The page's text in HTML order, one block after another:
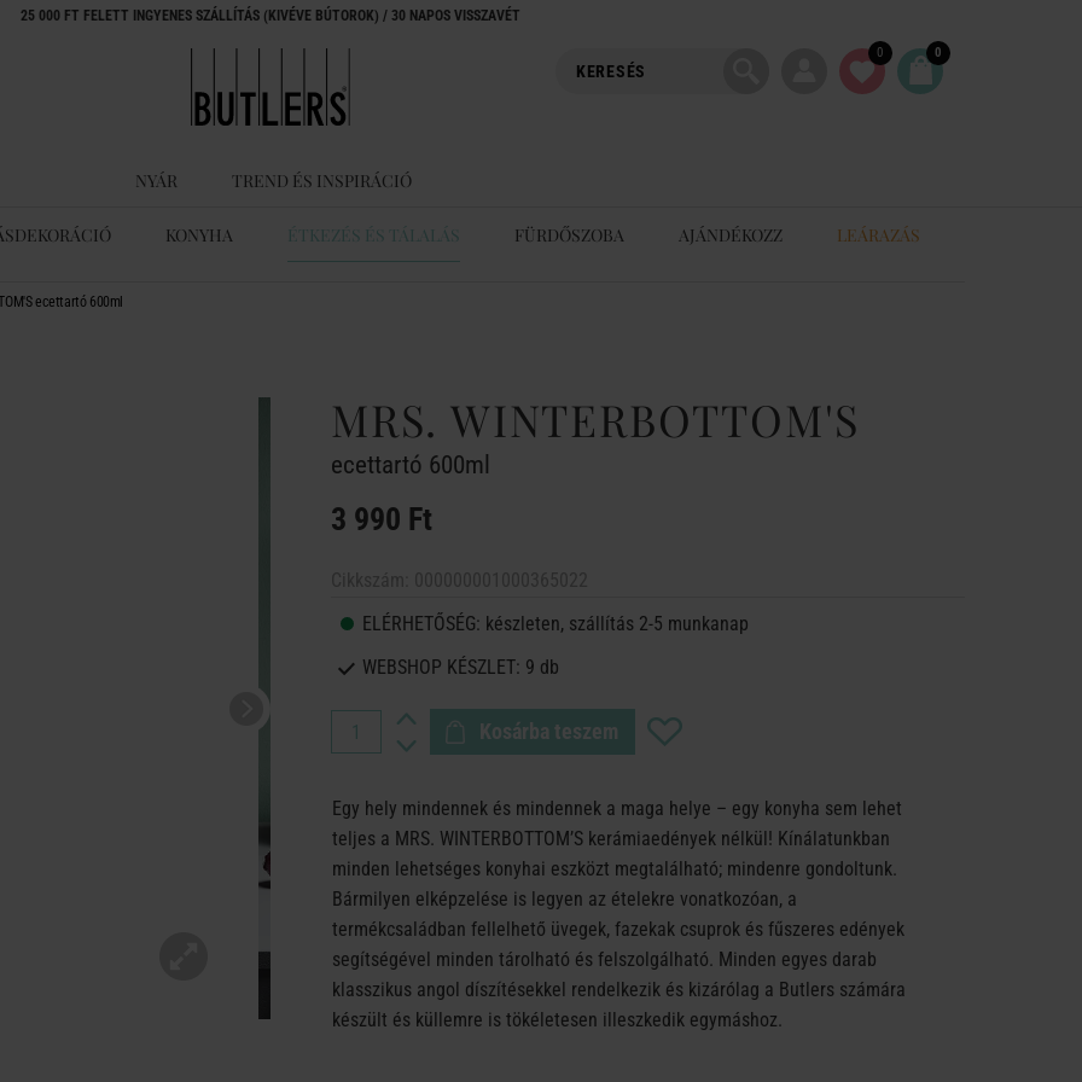
25 000 FT FELETT INGYENES SZÁLLÍTÁS (KIVÉVE BÚTOROK) / 30 NAPOS VISSZAVÉT
0 0
NYÁR TREND ÉS INSPIRÁCIÓ
KONYHA ÉTKEZÉS ÉS TÁLALÁS FÜRDŐSZOBA AJÁNDÉKOZZ LEÁRAZÁS
ecettartó 600ml
MRS. WINTERBOTTOM'S
ecettartó 600ml
3 990 Ft
ELÉRHETŐSÉG: készleten, szállítás 2-5 munkanap
WEBSHOP KÉSZLET: 9 db
Kosárba teszem
Egy hely mindennek és mindennek a maga helye – egy konyha sem lehet
teljes a MRS. WINTERBOTTOM’S kerámiaedények nélkül! Kínálatunkban
minden lehetséges konyhai eszközt megtalálható; mindenre gondoltunk.
Bármilyen elképzelése is legyen az ételekre vonatkozóan, a
termékcsaládban fellelhető üvegek, fazekak csuprok és fűszeres edények
segítségével minden tárolható és felszolgálható. Minden egyes darab
klasszikus angol díszítésekkel rendelkezik és kizárólag a Butlers számára
készült és küllemre is tökéletesen illeszkedik egymáshoz.